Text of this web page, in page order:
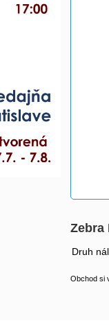
Zebra
Druh
Obchod si